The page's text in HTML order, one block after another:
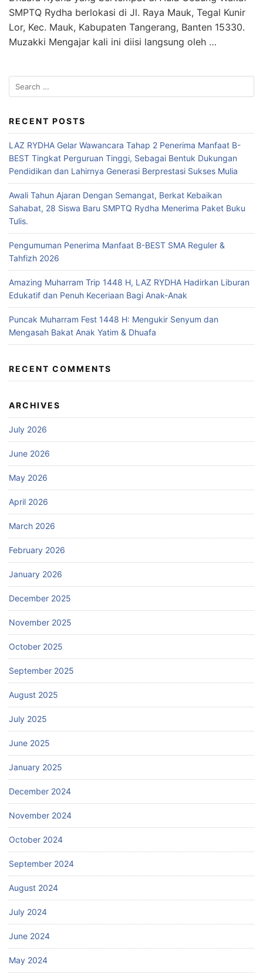
SMPTQ Rydha berlokasi di Jl. Raya Mauk, Tegal Kunir
Lor, Kec. Mauk, Kabupaten Tangerang, Banten 15330.
Muzakki Mengajar kali ini diisi langsung oleh …
Search
for:
RECENT POSTS
LAZ RYDHA Gelar Wawancara Tahap 2 Penerima Manfaat B-
BEST Tingkat Perguruan Tinggi, Sebagai Bentuk Dukungan
Pendidikan dan Lahirnya Generasi Berprestasi Sukses Mulia
Awali Tahun Ajaran Dengan Semangat, Berkat Kebaikan
Sahabat, 28 Siswa Baru SMPTQ Rydha Menerima Paket Buku
Tulis.
Pengumuman Penerima Manfaat B-BEST SMA Reguler &
Tahfizh 2026
Amazing Muharram Trip 1448 H, LAZ RYDHA Hadirkan Liburan
Edukatif dan Penuh Keceriaan Bagi Anak-Anak
Puncak Muharram Fest 1448 H: Mengukir Senyum dan
Mengasah Bakat Anak Yatim & Dhuafa
RECENT COMMENTS
ARCHIVES
July 2026
June 2026
May 2026
April 2026
March 2026
February 2026
January 2026
December 2025
November 2025
October 2025
September 2025
August 2025
July 2025
June 2025
January 2025
December 2024
November 2024
October 2024
September 2024
August 2024
July 2024
June 2024
May 2024